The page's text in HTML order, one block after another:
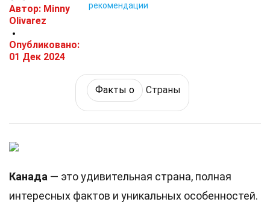
Автор: Minny
Olivarez
Опубликовано:
01 Дек 2024
рекомендации
Факты о Страны
Канада — это удивительная страна, полная
интересных фактов и уникальных особенностей.